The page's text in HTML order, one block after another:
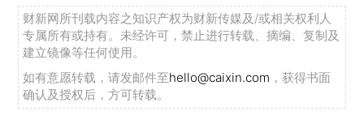
财新网所刊载内容之知识产权为财新传媒及/或相关权利人
专属所有或持有。未经许可，禁止进行转载、摘编、复制及
建立镜像等任何使用。
如有意愿转载，请发邮件至hello@caixin.com ，获得书面
确认及授权后，方可转载。